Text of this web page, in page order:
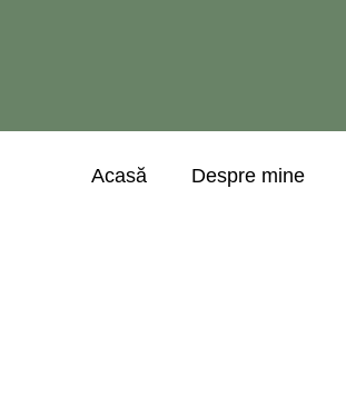
Acasă Despre mine